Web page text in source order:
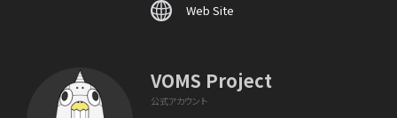
Web Site
VOMS Project
公式アカウント